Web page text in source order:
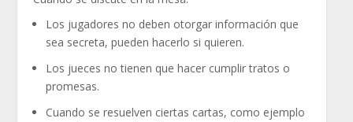
Los jugadores no deben otorgar información que
sea secreta, pueden hacerlo si quieren.
Los jueces no tienen que hacer cumplir tratos o
promesas.
Cuando se resuelven ciertas cartas, como ejemplo